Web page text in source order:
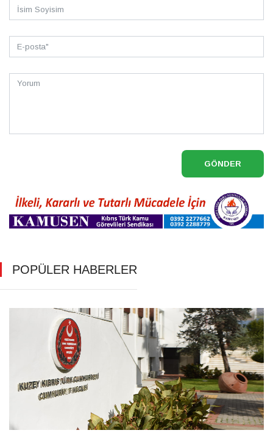
GÖNDER
POPÜLER HABERLER